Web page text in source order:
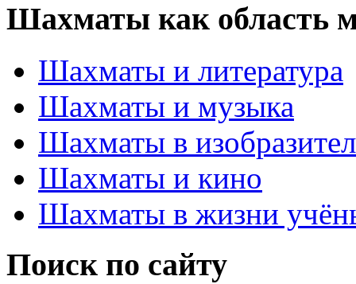
Шахматы как область
Шахматы и литература
Шахматы и музыка
Шахматы в
Шахматы и кино
Шахматы в жизни
Поиск по сайту